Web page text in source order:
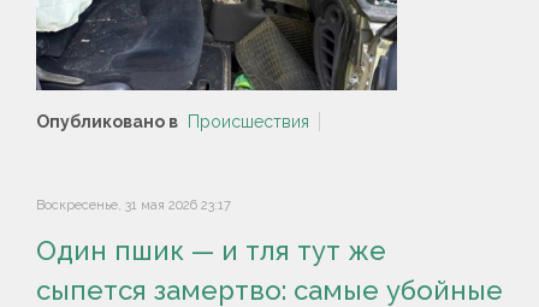
Опубликовано в Происшествия
Воскресенье, 31 мая 2026 23:17
Один пшик — и тля тут же
сыпется замертво: самые убойные